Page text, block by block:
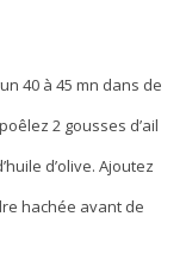
40 à 45 mn dans de
2 gousses d’ail
d’olive. Ajoutez
hachée avant de